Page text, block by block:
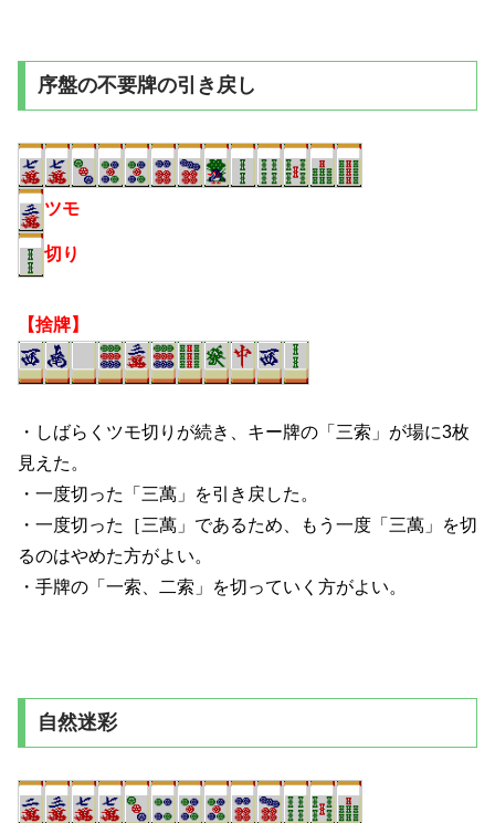
序盤の不要牌の引き戻し
ツモ
切り
【捨牌】
・しばらくツモ切りが続き、キー牌の「三索」が場に3枚
見えた。
・一度切った「三萬」を引き戻した。
・一度切った［三萬」であるため、もう一度「三萬」を切
るのはやめた方がよい。
・手牌の「一索、二索」を切っていく方がよい。
自然迷彩